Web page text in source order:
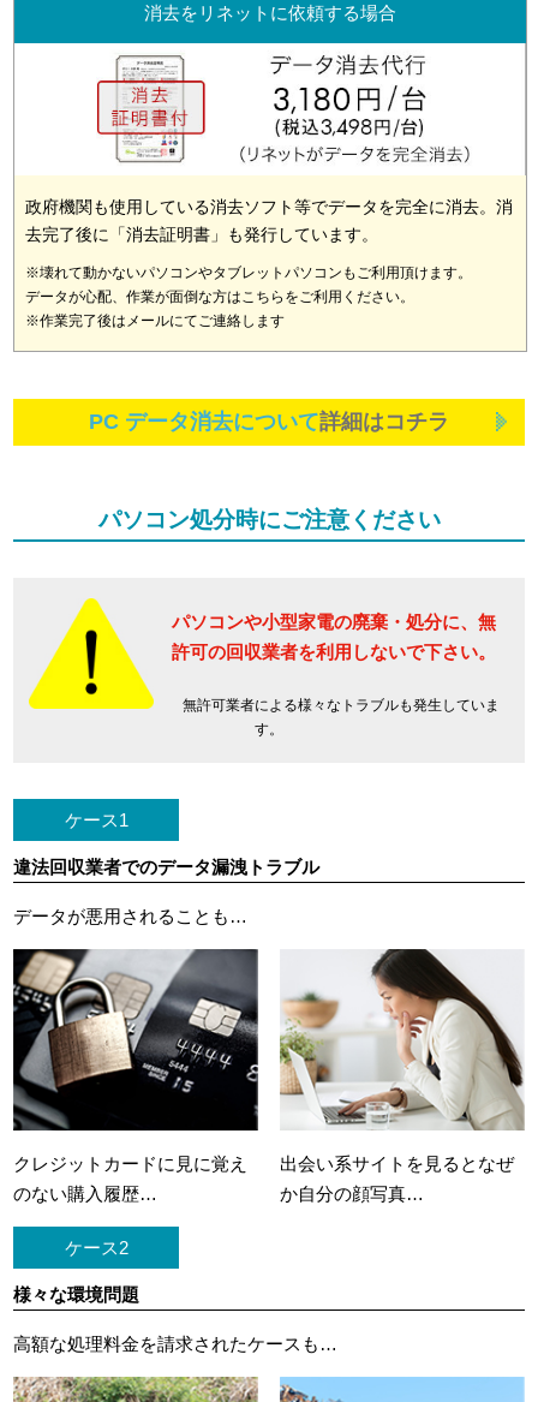
消去をリネットに依頼する場合
政府機関も使用している消去ソフト等でデータを完全に消去。消
去完了後に「消去証明書」も発行しています。
※壊れて動かないパソコンやタブレットパソコンもご利用頂けます。
データが心配、作業が面倒な方はこちらをご利用ください。
※作業完了後はメールにてご連絡します
PC データ消去について詳細はコチラ
パソコン処分時にご注意ください
パソコンや小型家電の廃棄・処分に、 無
許可の回収業者を利用しないで下さい。
無許可業者による様々なトラブルも発生していま
す。
ケース1
違法回収業者でのデータ漏洩トラブル
データが悪用されることも…
クレジットカードに 見に覚え
のない購入履歴…
出会い系サイトを見ると なぜ
か自分の顔写真…
ケース2
様々な環境問題
高額な処理料金を請求されたケースも…